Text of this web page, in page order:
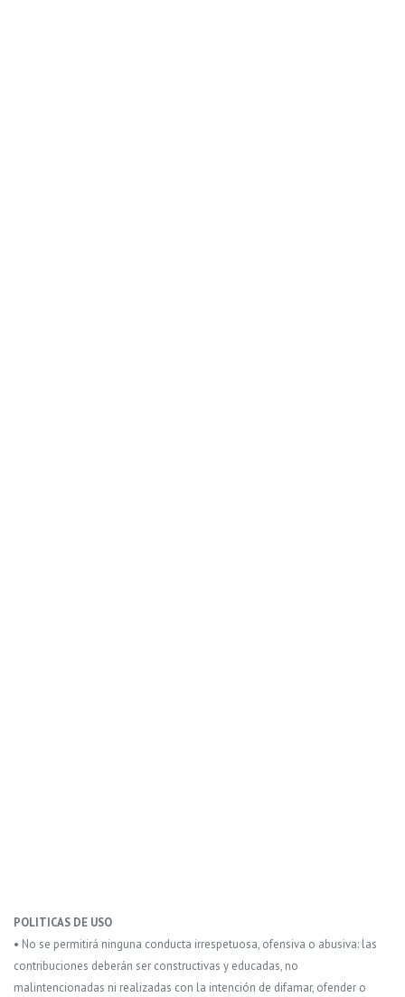
POLITICAS DE USO
• No se permitirá ninguna conducta irrespetuosa, ofensiva o abusiva: las
contribuciones deberán ser constructivas y educadas, no
malintencionadas ni realizadas con la intención de difamar, ofender o